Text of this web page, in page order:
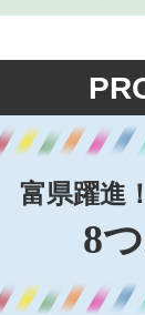
富県躍進
8